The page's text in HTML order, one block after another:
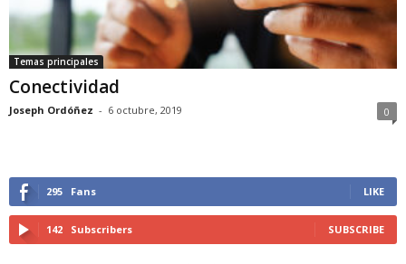
Temas principales
Conectividad
Joseph Ordóñez - 6 octubre, 2019 0
295 Fans LIKE
142 Subscribers SUBSCRIBE